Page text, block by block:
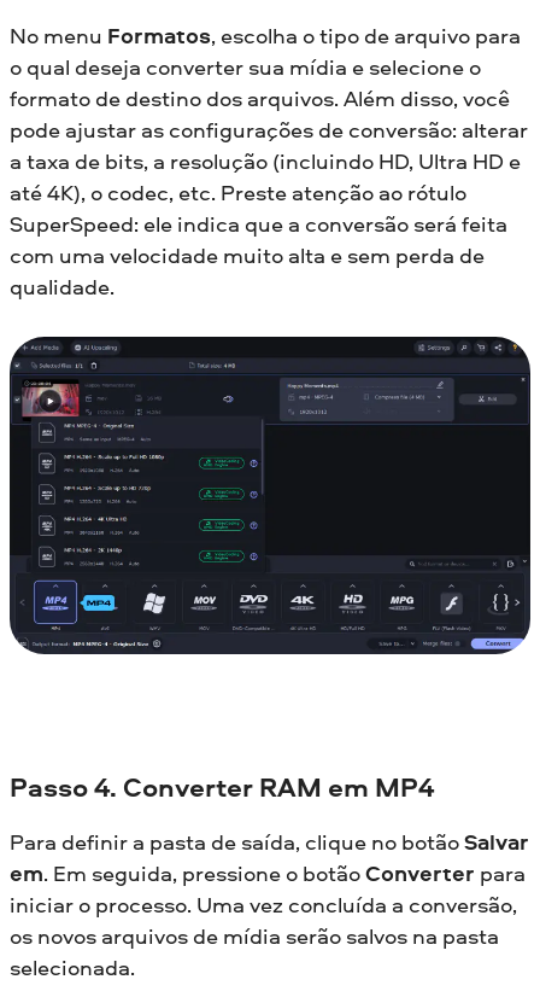
No menu Formatos, escolha o tipo de arquivo para
o qual deseja converter sua mídia e selecione o
formato de destino dos arquivos. Além disso, você
pode ajustar as configurações de conversão: alterar
a taxa de bits, a resolução (incluindo HD, Ultra HD e
até 4K), o codec, etc. Preste atenção ao rótulo
SuperSpeed: ele indica que a conversão será feita
com uma velocidade muito alta e sem perda de
qualidade.
Passo 4. Converter RAM em MP4
Para definir a pasta de saída, clique no botãoSalvar
em. Em seguida, pressione o botãoConverter para
iniciar o processo. Uma vez concluída a conversão,
os novos arquivos de mídia serão salvos na pasta
selecionada.